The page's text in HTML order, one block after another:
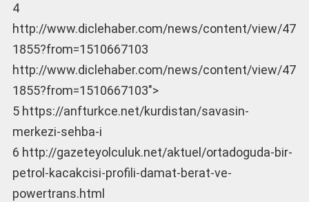
4
http://www.diclehaber.com/news/content/view/47
1855?from=1510667103
http://www.diclehaber.com/news/content/view/47
1855?from=1510667103″>
5 https://anfturkce.net/kurdistan/savasin-
merkezi-sehba-i
6 http://gazeteyolculuk.net/aktuel/ortadoguda-bir-
petrol-kacakcisi-profili-damat-berat-ve-
powertrans.html